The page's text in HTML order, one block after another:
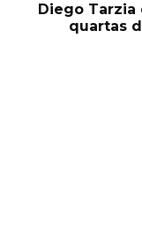
Diego
quartas